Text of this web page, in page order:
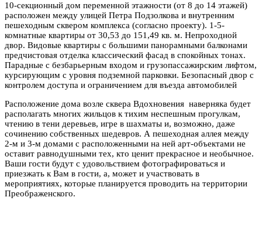
10-секционный дом переменной этажности (от 8 до 14 этажей)
расположен между улицей Петра Подзолкова и внутренним
пешеходным сквером комплекса (согласно проекту). 1-5-
комнатные квартиры от 30,53 до 151,49 кв. м. Непроходной
двор. Видовые квартиры с большими панорамными балконами
предчистовая отделка классический фасад в спокойных тонах.
Парадные с безбарьерным входом и грузопассажирским лифтом,
курсирующим с уровня подземной парковки. Безопасный двор с
контролем доступа и ограничением для въезда автомобилей
Расположение дома возле сквера Вдохновения наверняка будет
располагать многих жильцов к тихим неспешным прогулкам,
чтению в тени деревьев, игре в шахматы и, возможно, даже
сочинению собственных шедевров. А пешеходная аллея между
2-м и 3-м домами с расположенными на ней арт-объектами не
оставит равнодушными тех, кто ценит прекрасное и необычное.
Ваши гости будут с удовольствием фотографироваться и
приезжать к Вам в гости, а, может и участвовать в
мероприятиях, которые планируется проводить на территории
Преображенского.